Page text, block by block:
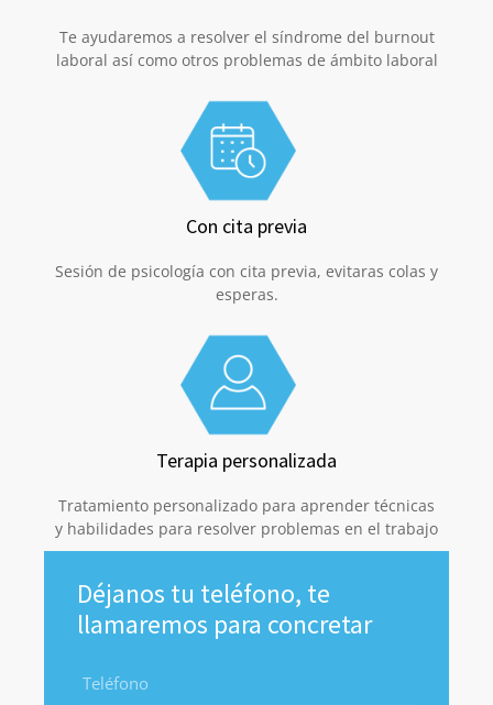
Te ayudaremos a resolver el síndrome del burnout
laboral así como otros problemas de ámbito laboral
Con cita previa
Sesión de psicología con cita previa, evitaras colas y
esperas.
Terapia personalizada
Tratamiento personalizado para aprender técnicas
y habilidades para resolver problemas en el trabajo
Déjanos tu teléfono, te
llamaremos para concretar